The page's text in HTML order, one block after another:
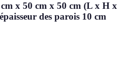
x 50 cm x 50 cm (L x H x
des parois 10 cm